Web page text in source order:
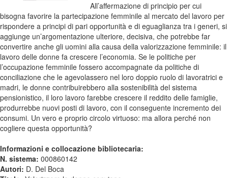
All’affermazione di principio per cui
bisogna favorire la partecipazione femminile al mercato del lavoro per
rispondere a principi di pari opportunità e di eguaglianza tra i generi, si
aggiunge un’argomentazione ulteriore, decisiva, che potrebbe far
convertire anche gli uomini alla causa della valorizzazione femminile: il
lavoro delle donne fa crescere l’economia. Se le politiche per
l’occupazione femminile fossero accompagnate da politiche di
conciliazione che le agevolassero nel loro doppio ruolo di lavoratrici e
madri, le donne contribuirebbero alla sostenibilità del sistema
pensionistico, il loro lavoro farebbe crescere il reddito delle famiglie,
produrrebbe nuovi posti di lavoro, con il conseguente incremento dei
consumi. Un vero e proprio circolo virtuoso: ma allora perché non
cogliere questa opportunità?
Informazioni e collocazione bibliotecaria:
N. sistema: 000860142
Autori: D. Del Boca